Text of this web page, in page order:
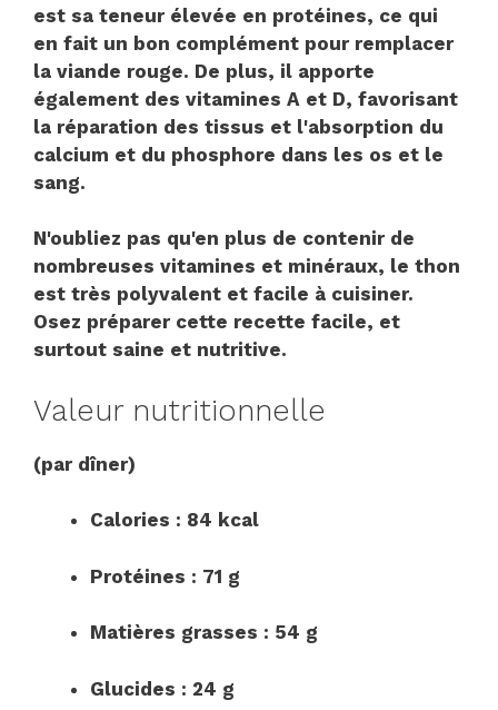
est sa teneur élevée en protéines, ce qui
en fait un bon complément pour remplacer
la viande rouge. De plus, il apporte
également des vitamines A et D, favorisant
la réparation des tissus et l'absorption du
calcium et du phosphore dans les os et le
sang.
N'oubliez pas qu'en plus de contenir de
nombreuses vitamines et minéraux, le thon
est très polyvalent et facile à cuisiner.
Osez préparer cette recette facile, et
surtout saine et nutritive.
Valeur nutritionnelle
(par dîner)
Calories : 84 kcal
Protéines : 71 g
Matières grasses : 54 g
Glucides : 24 g